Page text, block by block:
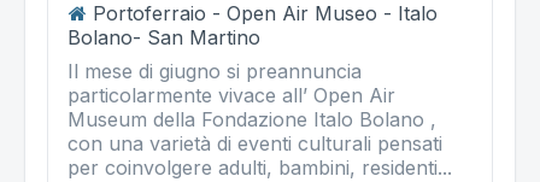
Portoferraio - Open Air Museo - Italo
Bolano- San Martino
Il mese di giugno si preannuncia
particolarmente vivace all’ Open Air
Museum della Fondazione Italo Bolano ,
con una varietà di eventi culturali pensati
per coinvolgere adulti, bambini, residenti...